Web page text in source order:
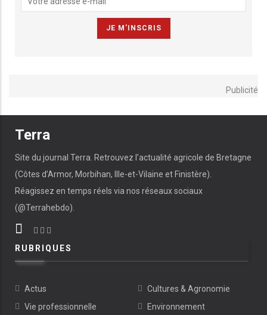
Publicité
Terra
Site du journal Terra. Retrouvez l’actualité agricole de Bretagne
(Côtes d’Armor, Morbihan, Ille-et-Vilaine et Finistère).
Réagissez en temps réels via nos réseaux sociaux
(@Terrahebdo).
RUBRIQUES
Actus
Vie professionnelle
Cultures & Agronomie
Environnement